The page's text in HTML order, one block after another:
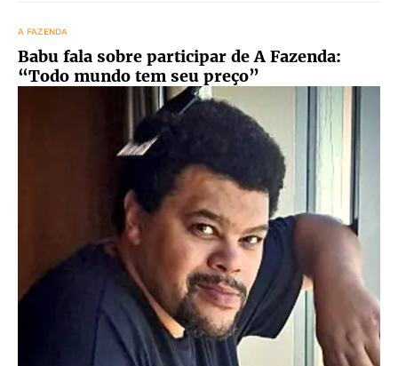
A FAZENDA
Babu fala sobre participar de A Fazenda:
“Todo mundo tem seu preço”